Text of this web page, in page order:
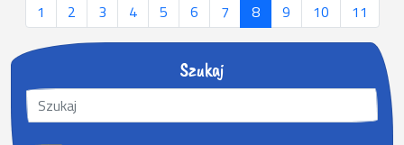
1
2 3 4 5 6 7 8 9 10 11
Szukaj
S
z